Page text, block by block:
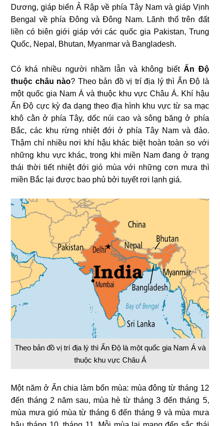
Dương, giáp biển Ả Rập về phía Tây Nam và giáp Vịnh
Bengal về phía Đông và Đông Nam. Lãnh thổ trên đất
liền có biên giới giáp với các quốc gia Pakistan, Trung
Quốc, Nepal, Bhutan, Myanmar và Bangladesh.
Có khá nhiều người nhầm lẫn và không biết Ấn Độ
thuộc châu nào? Theo bản đồ vị trí địa lý thì Ấn Độ là
một quốc gia Nam Á và thuộc khu vực Châu Á. Khí hậu
Ấn Độ cực kỳ đa dạng theo địa hình khu vực từ sa mạc
khô cằn ở phía Tây, dốc núi cao và sông băng ở phía
Bắc, các khu rừng nhiệt đới ở phía Tây Nam và đảo.
Thậm chí nhiều nơi khí hậu khác biệt hoàn toàn so với
những khu vực khác, trong khi miền Nam đang ở trạng
thái thời tiết nhiệt đới gió mùa với những cơn mưa thì
miền Bắc lại được bao phủ bởi tuyết rơi lạnh giá.
Theo bản đồ vị trí địa lý thì Ấn Độ là một quốc gia Nam Á và
thuộc khu vực Châu Á
Một năm ở Ấn chia làm bốn mùa: mùa đông từ tháng 12
đến tháng 2 năm sau, mùa hè từ tháng 3 đến tháng 5,
mùa mưa gió mùa từ tháng 6 đến tháng 9 và mùa mưa